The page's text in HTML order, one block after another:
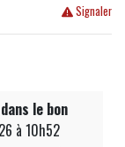
Signaler
le bon
à 10h52